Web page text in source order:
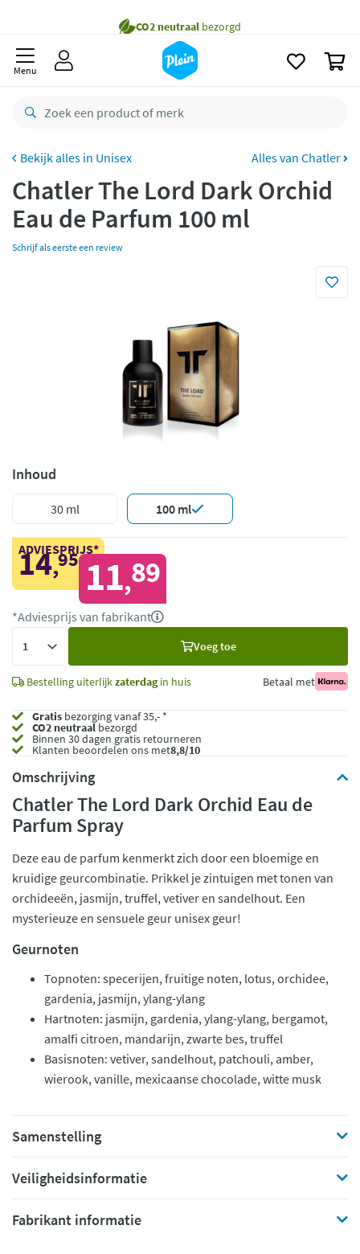
Bestelling uiterlijkzaterdag
Gratisretourneren
Betaal met Klarna
Menu
Unisex Alles van Chatler
Chatler The Lord Dark Orchid
Eau de Parfum 100 ml
Schrijf als eerste een review
Inhoud
30 ml 100 ml
ADVIESPRIJS*
14,95 11,89
*Adviesprijs van fabrikant
Voeg toe
Bestelling uiterlijkzaterdagin huis Betaal met
Gratis bezorging vanaf 35,- *
CO2 neutraalbezorgd
Binnen 30 dagen gratis retourneren
Klanten beoordelen ons met8,8/10
Omschrijving
Chatler The Lord Dark Orchid Eau de
Parfum Spray
Deze eau de parfum kenmerkt zich door een bloemige en
kruidige geurcombinatie. Prikkel je zintuigen met tonen van
orchideeën, jasmijn, truffel, vetiver en sandelhout. Een
mysterieuze en sensuele geur unisex geur!
Geurnoten
Topnoten: specerijen, fruitige noten, lotus, orchidee,
gardenia, jasmijn, ylang-ylang
Hartnoten: jasmijn, gardenia, ylang-ylang, bergamot,
amalfi citroen, mandarijn, zwarte bes, truffel
Basisnoten: vetiver, sandelhout, patchouli, amber,
wierook, vanille, mexicaanse chocolade, witte musk
Samenstelling
Veiligheidsinformatie
Fabrikant informatie